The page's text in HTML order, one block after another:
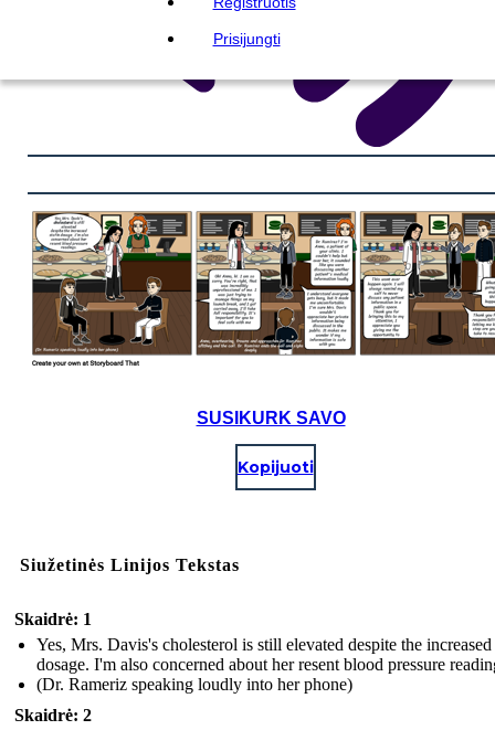
Prisijungti
SUSIKURK SAVO
Kopijuoti
Siužetinės Linijos Tekstas
Skaidrė: 1
Yes, Mrs. Davis's cholesterol is still elevated despite the increased
dosage. I'm also concerned about her resent blood pressure
(Dr. Rameriz speaking loudly into her phone)
Skaidrė: 2